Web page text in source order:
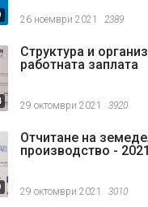
26 ноември 2021 2389
Структура и
работната заплата
29 октомври 2021 3920
Отчитане на
производство - 2021
29 октомври 2021 3010